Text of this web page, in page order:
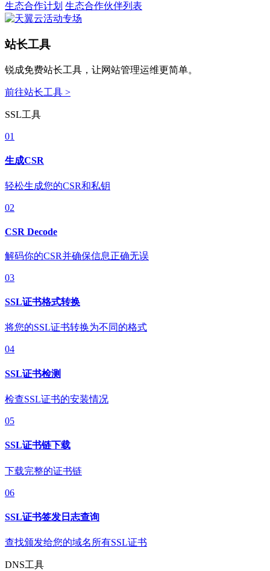
生态合作计划 生态合作伙伴列表
站长工具
锐成免费站长工具，让网站管理运维更简单。
前往站长工具 >
SSL工具
01
生成CSR
轻松生成您的CSR和私钥
02
CSR Decode
解码你的CSR并确保信息正确无误
03
SSL证书格式转换
将您的SSL证书转换为不同的格式
04
SSL证书检测
检查SSL证书的安装情况
05
SSL证书链下载
下载完整的证书链
06
SSL证书签发日志查询
查找颁发给您的域名所有SSL证书
DNS工具